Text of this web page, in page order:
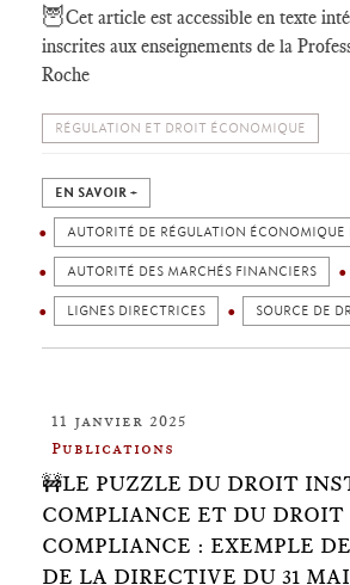
🦉Cet article est accessible en texte
inscrites aux enseignements de la
Roche
RÉGULATION ET DROIT ÉCONOMIQUE
EN SAVOIR +
AUTORITÉ DE RÉGULATION ÉCONOMIQUE
AUTORITÉ DES MARCHÉS FINANCIERS
LIGNES DIRECTRICES SOURCE DE
11 janvier 2025
Publications
🚧LE PUZZLE DU DROIT
COMPLIANCE ET DU
COMPLIANCE : EXEMPLE
DE LA DIRECTIVE DU 31